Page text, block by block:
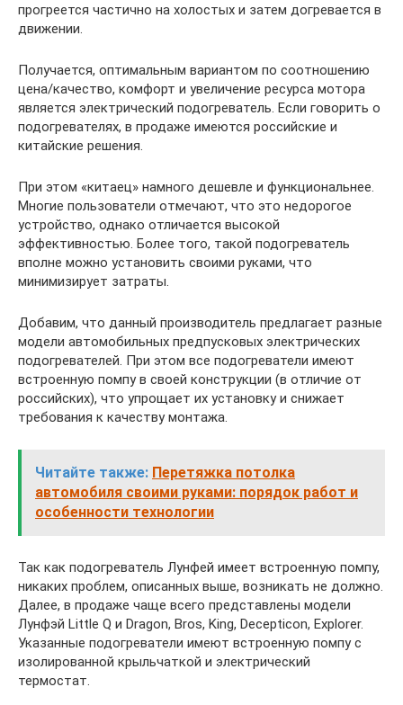
прогреется частично на холостых и затем догревается в
движении.
Получается, оптимальным вариантом по соотношению
цена/качество, комфорт и увеличение ресурса мотора
является электрический подогреватель. Если говорить о
подогревателях, в продаже имеются российские и
китайские решения.
При этом «китаец» намного дешевле и функциональнее.
Многие пользователи отмечают, что это недорогое
устройство, однако отличается высокой
эффективностью. Более того, такой подогреватель
вполне можно установить своими руками, что
минимизирует затраты.
Добавим, что данный производитель предлагает разные
модели автомобильных предпусковых электрических
подогревателей. При этом все подогреватели имеют
встроенную помпу в своей конструкции (в отличие от
российских), что упрощает их установку и снижает
требования к качеству монтажа.
Читайте также: Перетяжка потолка
автомобиля своими руками: порядок работ и
особенности технологии
Так как подогреватель Лунфей имеет встроенную помпу,
никаких проблем, описанных выше, возникать не должно.
Далее, в продаже чаще всего представлены модели
Лунфэй Little Q и Dragon, Bros, King, Decepticon, Explorer.
Указанные подогреватели имеют встроенную помпу с
изолированной крыльчаткой и электрический
термостат.